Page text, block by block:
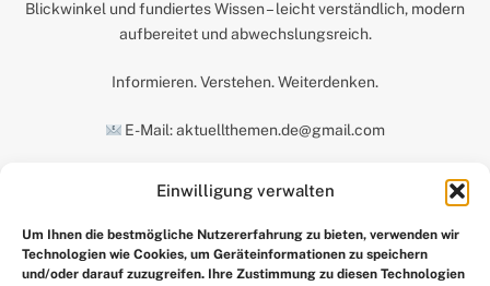
Einwilligung verwalten
Um Ihnen die bestmögliche Nutzererfahrung zu bieten, verwenden wir
Technologien wie Cookies, um Geräteinformationen zu speichern
und/oder darauf zuzugreifen. Ihre Zustimmung zu diesen Technologien
Blickwinkel und fundiertes Wissen – leicht verständlich, modern
aufbereitet und abwechslungsreich.
Informieren. Verstehen. Weiterdenken.
E-Mail: aktuellthemen.de@gmail.com